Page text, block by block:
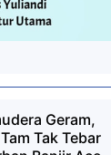
Geram,
Tak Tebar